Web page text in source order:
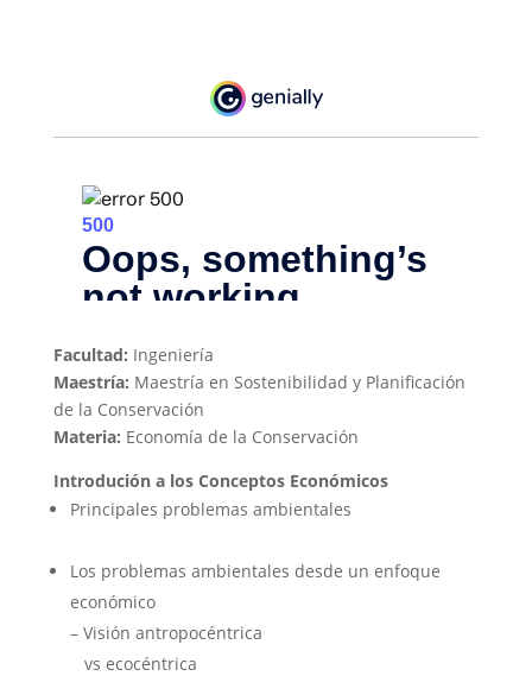
Facultad: Ingeniería
Maestría: Maestría en Sostenibilidad y Planificación
de la Conservación
Materia: Economía de la Conservación
Introdución a los Conceptos Económicos
Principales problemas ambientales
Los problemas ambientales desde un enfoque
económico
– Visión antropocéntrica
vs ecocéntrica